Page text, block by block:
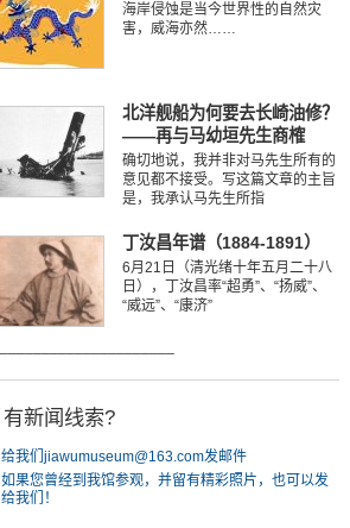
海岸侵蚀是当今世界性的自然灾
害，威海亦然……
北洋舰船为何要去长崎油修？
——再与马幼垣先生商榷
确切地说，我并非对马先生所有的
意见都不接受。写这篇文章的主旨
是，我承认马先生所指
丁汝昌年谱（1884-1891）
6月21日（清光绪十年五月二十八
日），丁汝昌率“超勇”、“扬威”、
“威远”、“康济”
有新闻线索?
给我们jiawumuseum@163.com发邮件
如果您曾经到我馆参观，并留有精彩照片，也可以发
给我们！